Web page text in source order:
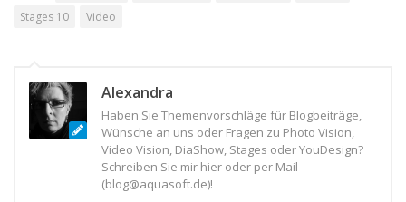
Stages 10
Video
Alexandra
Haben Sie Themenvorschläge für Blogbeiträge,
Wünsche an uns oder Fragen zu Photo Vision,
Video Vision, DiaShow, Stages oder YouDesign?
Schreiben Sie mir hier oder per Mail
(blog@aquasoft.de)!